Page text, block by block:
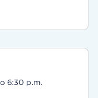
6:30 p.m.